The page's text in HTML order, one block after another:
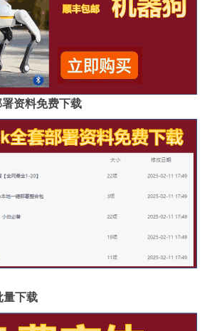
资料免费下载
量下载